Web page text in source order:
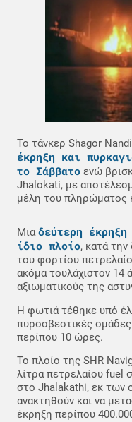
Το τάνκερ Shagor
έκρηξη και
το Σάββατο ενώ
Jhalokati, με
μέλη του πληρώματος
Μιαδεύτερη
ίδιο πλοίο, κατά την
του φορτίου
ακόμα τουλάχιστον 14
αξιωματικούς της
Η φωτιά τέθηκε υπό
πυροσβεστικές
περίπου 10 ώρες.
Το πλοίο της SHR
λίτρα πετρελαίου fuel
στο Jhalakathi, εκ των
ανακτηθούν και να
έκρηξη περίπου